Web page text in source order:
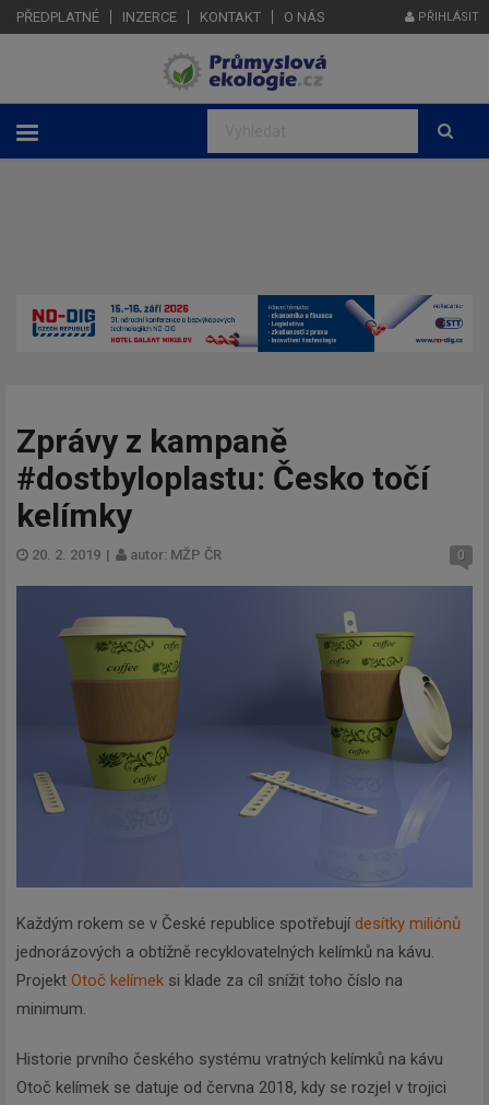
PŘEDPLATNÉ INZERCE KONTAKT O NÁS PŘIHLÁSIT
Zprávy z kampaně
#dostbyloplastu: Česko točí
kelímky
20. 2. 2019 | autor: MŽP ČR 0
Každým rokem se v České republice spotřebujídesítky miliónů
jednorázových a obtížně recyklovatelných kelímků na kávu.
Projekt Otoč kelímek si klade za cíl snížit toho číslo na
minimum.
Historie prvního českého systému vratných kelímků na kávu
Otoč kelímek se datuje od června 2018, kdy se rozjel v trojici